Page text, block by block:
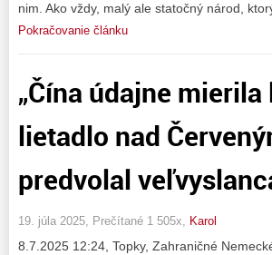
nim. Ako vždy, malý ale statočný národ,
Pokračovanie článku
„Čína údajne
lietadlo nad
predvolal
19. júla 2025, Prečítané 1 505x, Karol
8.7.2025 12:24, Topky, Zahraničné